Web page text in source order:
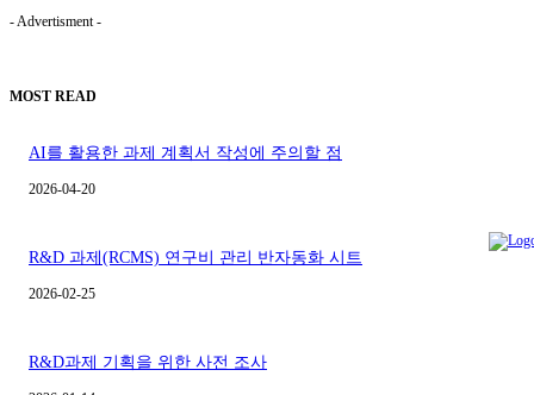
- Advertisment -
MOST READ
AI를 활용한 과제 계획서 작성에 주의할 점
2026-04-20
R&D 과제(RCMS) 연구비 관리 반자동화 시트
2026-02-25
R&D과제 기획을 위한 사전 조사